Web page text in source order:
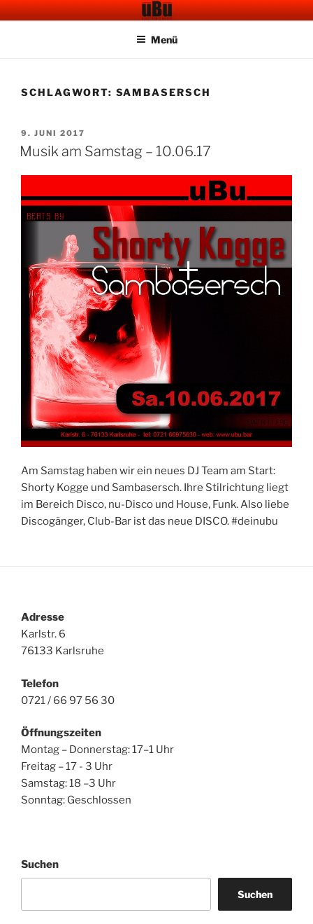
Zum
InhaltUBU CAFE BAR
Menü
SCHLAGWORT: SAMBASERSCH
VERÖFFENTLICHT
AM
9. JUNI 2017
Musik am Samstag – 10.06.17
Am Samstag haben wir ein neues DJ Team am Start:
Shorty Kogge und Sambasersch. Ihre Stilrichtung liegt
im Bereich Disco, nu-Disco und House, Funk. Also liebe
Discogänger, Club-Bar ist das neue DISCO. #deinubu
Adresse
Karlstr. 6
76133 Karlsruhe
Telefon
0721 / 66 97 56 30
Öffnungszeiten
Montag – Donnerstag: 17–1 Uhr
Freitag – 17 - 3 Uhr
Samstag: 18 –3 Uhr
Sonntag: Geschlossen
Suchen
Suchen